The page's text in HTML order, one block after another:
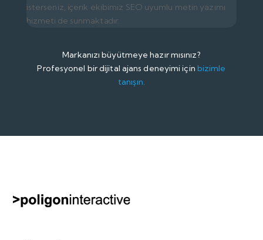
isterseniz, içerik ekibimiz SEO uyumlu metin yazımı
hizmeti de sunmaktadır.
Markanızı büyütmeye hazır mısınız?
Profesyonel bir dijital ajans deneyimi için bizimle
tanışın.